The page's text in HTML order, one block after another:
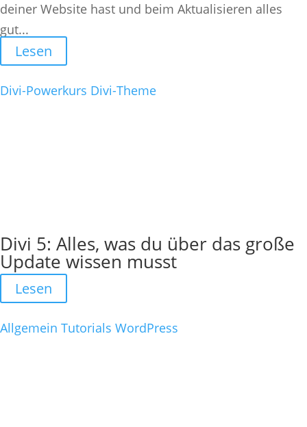
deiner Website hast und beim Aktualisieren alles
gut...
Lesen
Divi-Powerkurs Divi-Theme
Divi 5: Alles, was du über das große
Update wissen musst
Lesen
Allgemein Tutorials WordPress